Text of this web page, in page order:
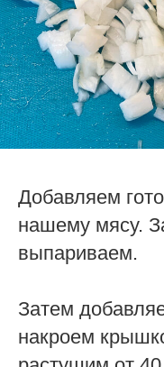
Добавляем
нашему мясу.
выпариваем.
Затем
накроем